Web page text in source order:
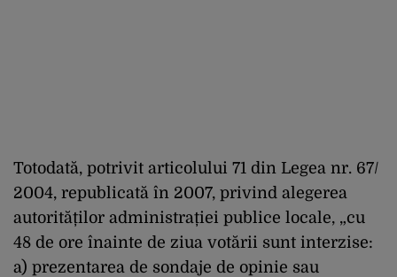
Totodată, potrivit articolului 71 din Legea nr. 67/
2004, republicată în 2007, privind alegerea
autorităților administrației publice locale, „cu
48 de ore înainte de ziua votării sunt interzise:
a) prezentarea de sondaje de opinie sau